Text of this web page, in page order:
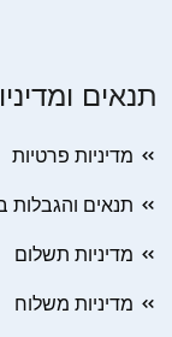
תנאים
מדיניות פרטיות
תנאים והגבלות
מדיניות תשלום
מדיניות משלוח